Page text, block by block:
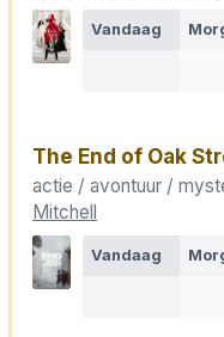
Vandaag
The End of Oak
actie / avontuur /
Mitchell
Vandaag